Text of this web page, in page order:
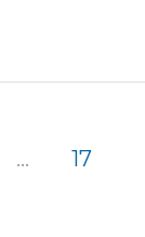
... 17